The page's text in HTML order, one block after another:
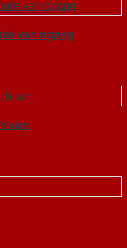
van ngang
san